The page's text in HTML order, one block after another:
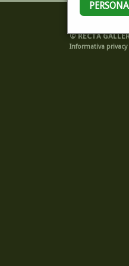
©RECTA
Informativa privacy